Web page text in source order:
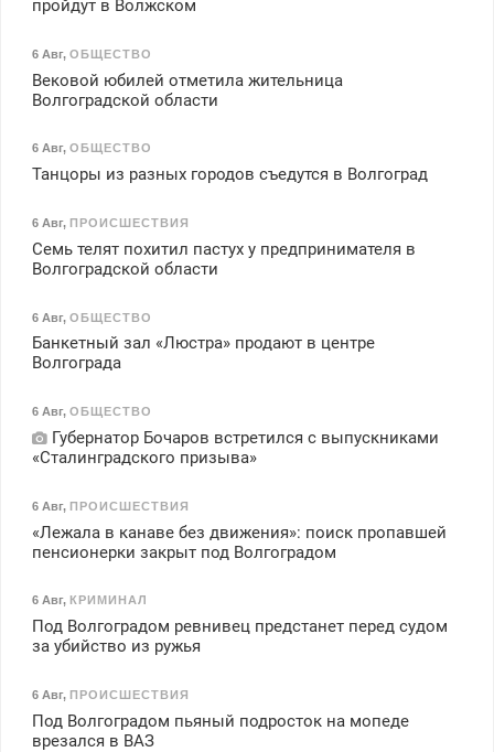
пройдут в Волжском
6 Авг, ОБЩЕСТВО
Вековой юбилей отметила жительница
Волгоградской области
6 Авг, ОБЩЕСТВО
Танцоры из разных городов съедутся в Волгоград
6 Авг, ПРОИСШЕСТВИЯ
Семь телят похитил пастух у предпринимателя в
Волгоградской области
6 Авг, ОБЩЕСТВО
Банкетный зал «Люстра» продают в центре
Волгограда
6 Авг, ОБЩЕСТВО
Губернатор Бочаров встретился с выпускниками
«Сталинградского призыва»
6 Авг, ПРОИСШЕСТВИЯ
«Лежала в канаве без движения»: поиск пропавшей
пенсионерки закрыт под Волгоградом
6 Авг, КРИМИНАЛ
Под Волгоградом ревнивец предстанет перед судом
за убийство из ружья
6 Авг, ПРОИСШЕСТВИЯ
Под Волгоградом пьяный подросток на мопеде
врезался в ВАЗ